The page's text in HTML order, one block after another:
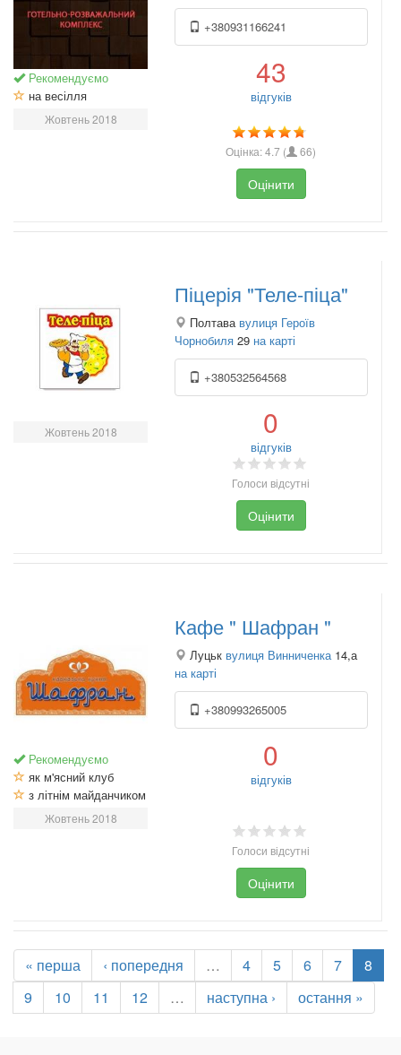
Рекомендуємо
на весілля
Жовтень 2018
+380931166241
43
відгуків
Оцінка:4.7 ( 66)
Оцінити
Жовтень 2018
Піцерія "Теле-піца"
Полтава вулиця Героїв
Чорнобиля 29 на карті
+380532564568
0
відгуків
Голоси відсутні
Оцінити
Рекомендуємо
як м'ясний клуб
з літнім майданчиком
Жовтень 2018
Кафе " Шафран "
Луцьк вулиця Винниченка 14,а
на карті
+380993265005
0
відгуків
Голоси відсутні
Оцінити
« перша ‹ попередня … 4 5 6 7
8
9
10 11 12 … наступна › остання »